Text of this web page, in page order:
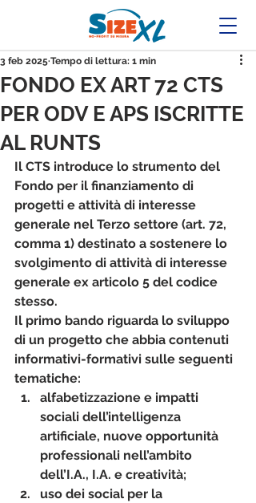
FONDO EX ART 72 CTS
PER ODV E APS ISCRITTE
AL RUNTS
3 feb 2025 Tempo di lettura: 1 min
Il CTS introduce lo strumento del
Fondo per il finanziamento di
progetti e attività di interesse
generale nel Terzo settore (art. 72,
comma 1) destinato a sostenere lo
svolgimento di attività di interesse
generale ex articolo 5 del codice
stesso.
Il primo bando riguarda lo sviluppo
di un progetto che abbia contenuti
informativi-formativi sulle seguenti
tematiche:
alfabetizzazione e impatti
sociali dell’intelligenza
artificiale, nuove opportunità
professionali nell’ambito
dell’I.A., I.A. e creatività;
uso dei social per la